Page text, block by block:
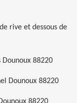
rive et dessous de
88220
Dounoux 88220